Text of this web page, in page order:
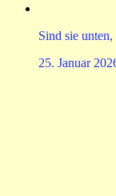
Sind sie
25. Januar